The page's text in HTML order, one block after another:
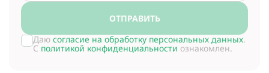
ОТПРАВИТЬ
Даю согласие на обработку персональных данных.
С политикой конфиденциальности ознакомлен.